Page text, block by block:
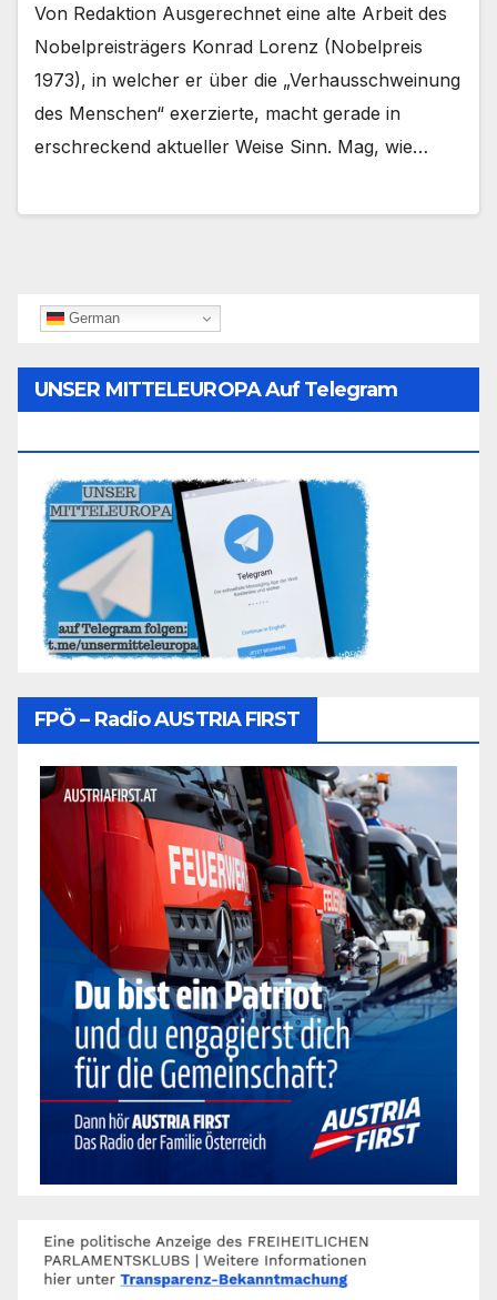
Von Redaktion Ausgerechnet eine alte Arbeit des
Nobelpreisträgers Konrad Lorenz (Nobelpreis
1973), in welcher er über die „Verhausschweinung
des Menschen“ exerzierte, macht gerade in
erschreckend aktueller Weise Sinn. Mag, wie…
German
UNSER MITTELEUROPA Auf Telegram
FPÖ – Radio AUSTRIA FIRST